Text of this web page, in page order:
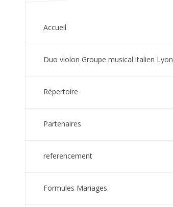
Accueil
Duo violon Groupe musical italien Lyon
Répertoire
Partenaires
referencement
Formules Mariages